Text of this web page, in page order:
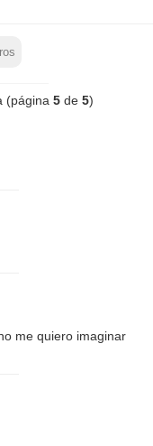
(página 5de 5)
me quiero imaginar